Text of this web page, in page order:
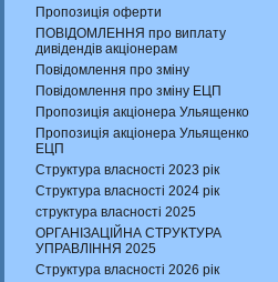
Пропозиція оферти
ПОВІДОМЛЕННЯ про виплату
дивідендів акціонерам
Повідомлення про зміну
Повідомлення про зміну ЕЦП
Пропозиція акціонера Ульященко
Пропозиція акціонера Ульященко
ЕЦП
Структура власності 2023 рік
Структура власності 2024 рік
структура власності 2025
ОРГАНІЗАЦІЙНА СТРУКТУРА
УПРАВЛІННЯ 2025
Структура власності 2026 рік